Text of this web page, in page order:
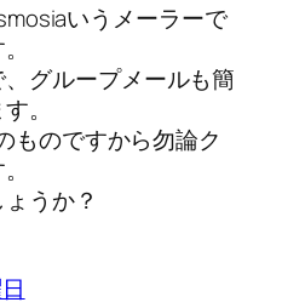
いうメーラーで
グループメールも簡
。
ものですから勿論ク
うか？